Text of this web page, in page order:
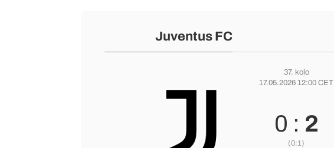
Juventus FC
37. kolo
17.05.2026 12:00 CET
0 : 2
(0:1)